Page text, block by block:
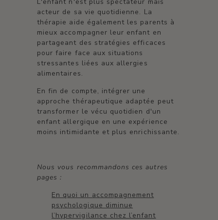
L'enfant n'est plus spectateur mais
acteur de sa vie quotidienne. La
thérapie aide également les parents à
mieux accompagner leur enfant en
partageant des stratégies efficaces
pour faire face aux situations
stressantes liées aux allergies
alimentaires.
En fin de compte, intégrer une
approche thérapeutique adaptée peut
transformer le vécu quotidien d'un
enfant allergique en une expérience
moins intimidante et plus enrichissante.
Nous vous recommandons ces autres
pages :
En quoi un accompagnement
psychologique diminue
l’hypervigilance chez l’enfant